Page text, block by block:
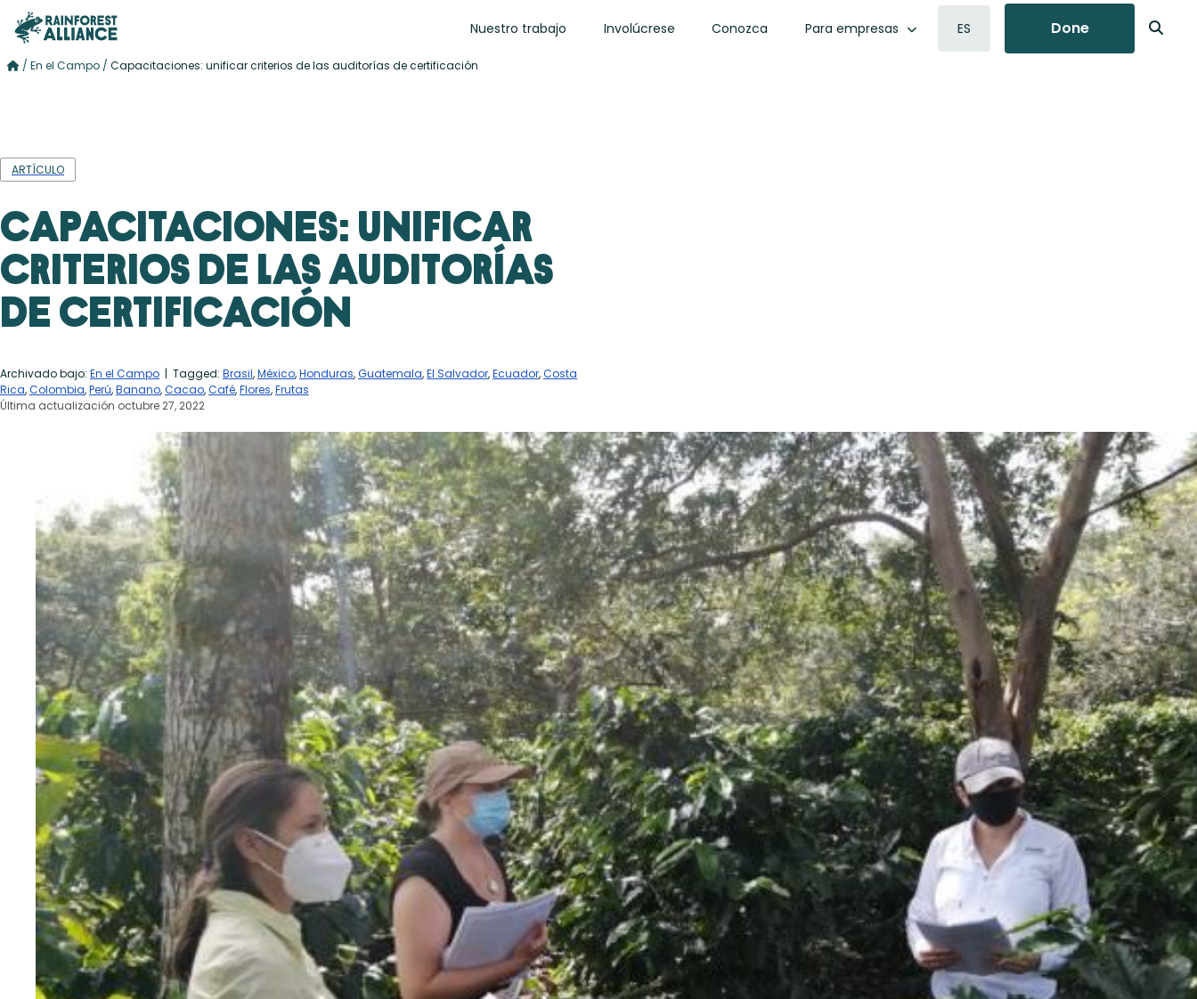
Nuestro trabajo Involúcrese Conozca Para empresas ES Done
/ En el Campo / Capacitaciones: unificar criterios de las auditorías de certificación
ARTÍCULO
Capacitaciones: unificar
criterios de las auditorías
de certificación
Archivado bajo: En el Campo | Tagged: Brasil,México,Honduras,Guatemala,El Salvador,Ecuador,Costa
Rica,Colombia,Perú,Banano,Cacao,Café,Flores,Frutas
Última actualización octubre 27, 2022